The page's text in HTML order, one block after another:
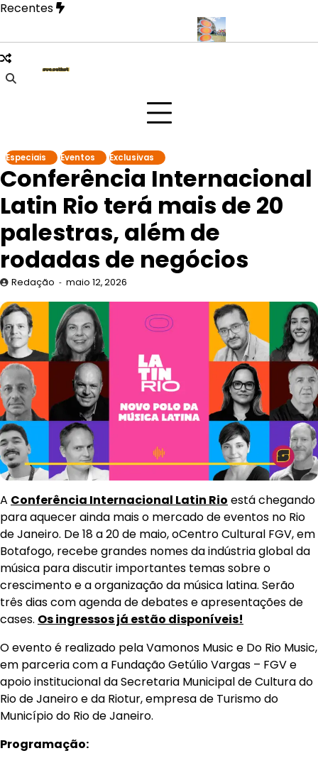
Skip
content
Recentes
fase mais íntima em novo EP
Especiais Eventos Exclusivas
Conferência Internacional
Latin Rio terá mais de 20
palestras, além de
rodadas de negócios
Redação maio 12, 2026
A Conferência Internacional Latin Rio está chegando
para aquecer ainda mais o mercado de eventos no Rio
de Janeiro. De 18 a 20 de maio, oCentro Cultural FGV, em
Botafogo, recebe grandes nomes da indústria global da
música para discutir importantes temas sobre o
crescimento e a organização da música latina. Serão
três dias com agenda de debates e apresentações de
cases. Os ingressos já estão disponíveis!
O evento é realizado pela Vamonos Music e Do Rio Music,
em parceria com a Fundação Getúlio Vargas – FGV e
apoio institucional da Secretaria Municipal de Cultura do
Rio de Janeiro e da Riotur, empresa de Turismo do
Município do Rio de Janeiro.
Programação: